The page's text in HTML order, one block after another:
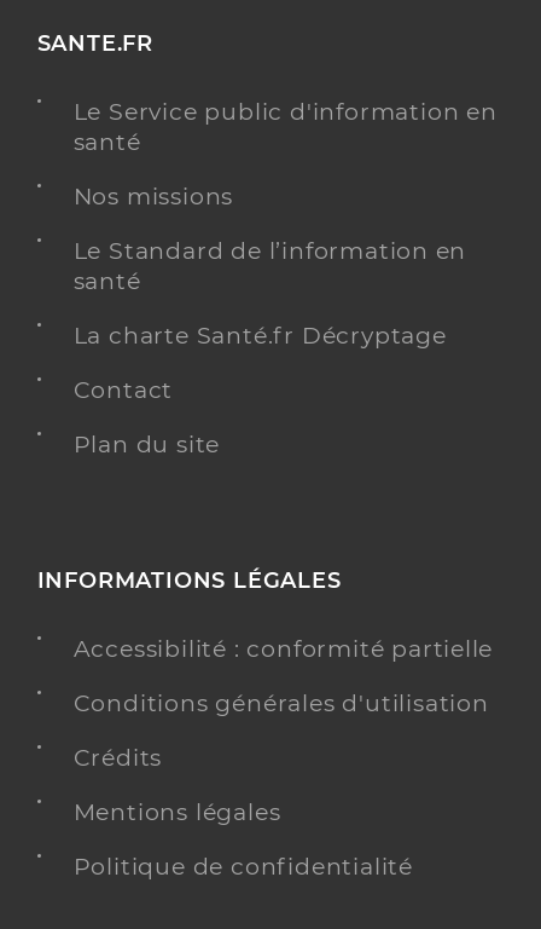
SANTE.FR
Le Service public d'information en
santé
Nos missions
Le Standard de l’information en
santé
La charte Santé.fr Décryptage
Contact
Plan du site
INFORMATIONS LÉGALES
Accessibilité : conformité partielle
Conditions générales d'utilisation
Crédits
Mentions légales
Politique de confidentialité